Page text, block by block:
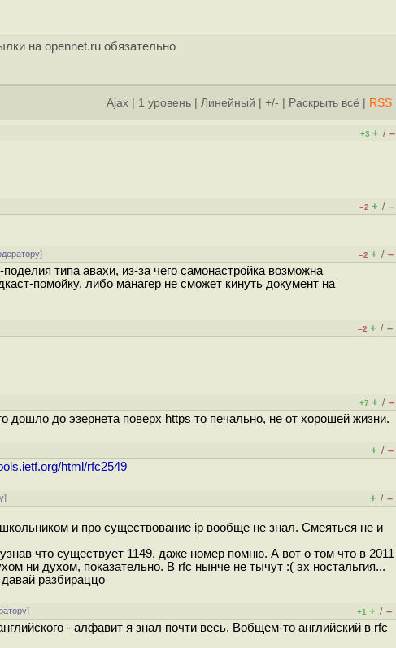
на opennet.ru обязательно
Ajax 1 уровень Линейный +/- Раскрыть всё RSS
+3 + / –
–2 + / –
] –2 + / –
типа авахи, из-за чего самонастройка возможна
помойку, либо манагер не сможет кинуть документ на
–2 + / –
+7 + / –
до эзернета поверх https то печально, не от хорошей жизни.
+ / –
html/rfc2549
] + / –
и про существование ip вообще не знал. Смеяться не и
что существует 1149, даже номер помню. А вот о том что в 2011
ни духом, показательно. В rfc нынче не тычут :( эх ностальгия...
давай разбираццо
] +1 + / –
- алфавит я знал почти весь. Вобщем-то английский в rfc